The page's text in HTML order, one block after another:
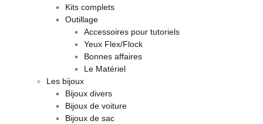
Kits complets
Outillage
Accessoires pour tutoriels
Yeux Flex/Flock
Bonnes affaires
Le Matériel
Les bijoux
Bijoux divers
Bijoux de voiture
Bijoux de sac